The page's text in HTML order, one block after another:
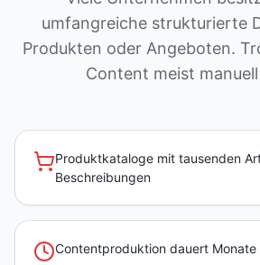
umfangreiche strukturierte
Produkten oder Angeboten.
Content meist
Produktkataloge mit tausenden
Beschreibungen
Contentproduktion dauert Monate